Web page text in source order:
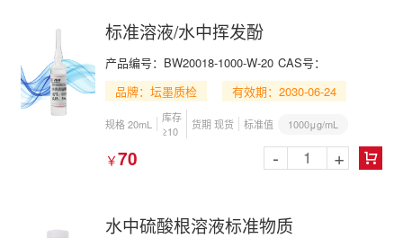
标准溶液/水中挥发酚
产品编号：BW20018-1000-W-20 CAS号：
品牌：坛墨质检
有效期：2030-06-24
规格 20mL
库存
≥10
货期 现货 标准值 1000μg/mL
￥70 
- +
水中硫酸根溶液标准物质